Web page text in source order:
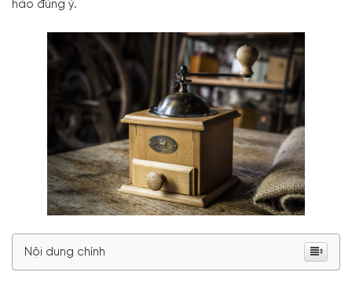
hảo đúng ý.
Nội dung chính